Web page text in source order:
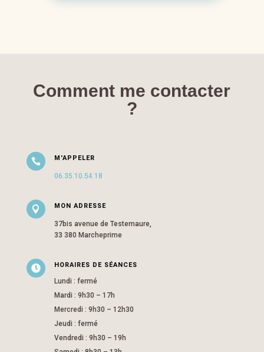
Comment me contacter
?
 M'APPELER
06.35.10.54.18
 MON ADRESSE
37bis avenue de Testemaure,
33 380 Marcheprime
 HORAIRES DE SÉANCES
Lundi : fermé
Mardi : 9h30 – 17h
Mercredi : 9h30 – 12h30
Jeudi : fermé
Vendredi : 9h30 – 19h